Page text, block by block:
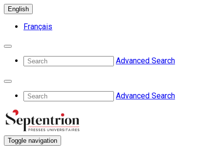
English
Français
Advanced Search
Advanced Search
Toggle navigation